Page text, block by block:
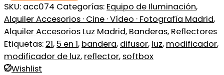
SKU: acc074 Categorías: Equipo de Iluminación,
Alquiler Accesorios · Cine · Vídeo · Fotografía Madrid,
Alquiler Accesorios Luz Madrid, Banderas, Reflectores
Etiquetas: 21, 5 en 1, bandera, difusor, luz, modificador,
modificador de luz, reflector, softbox
Wishlist